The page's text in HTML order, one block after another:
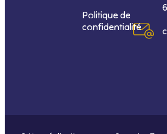
Politique de
confidentialité